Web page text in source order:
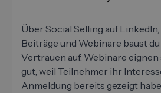
Über Social Selling auf
Beiträge und Webinare baust
Vertrauen auf. Webinare
gut, weil Teilnehmer ihr
Anmeldung bereits gezeigt